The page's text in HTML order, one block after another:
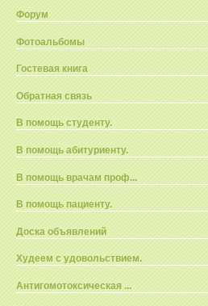
Форум
Фотоальбомы
Гостевая книга
Обратная связь
В помощь студенту.
В помощь абитуриенту.
В помощь врачам проф...
В помощь пациенту.
Доска объявлений
Худеем с удовольствием.
Антигомотоксическая ...